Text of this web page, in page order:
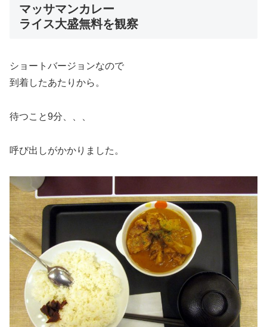
マッサマンカレー
ライス大盛無料を観察
ショートバージョンなので
到着したあたりから。
待つこと9分、、、
呼び出しがかかりました。